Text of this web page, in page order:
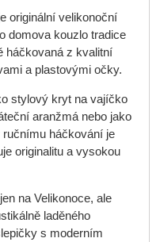
originální velikonoční
domova kouzlo tradice
háčkovaná z kvalitní
a plastovými očky.
stylový kryt na vajíčko
aranžmá nebo jako
háčkování je
originalitu a vysokou
na Velikonoce, ale
laděného
s moderním